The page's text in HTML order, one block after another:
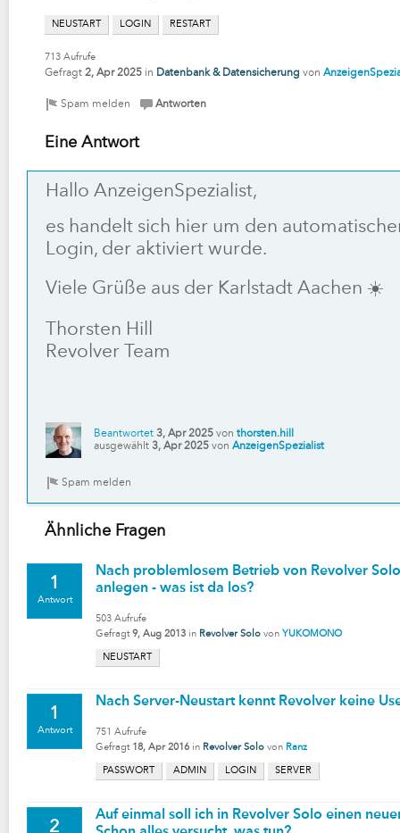
NEUSTART LOGIN RESTART
713 Aufrufe
Gefragt 2, Apr 2025 in Datenbank & Datensicherung von
Eine Antwort
Hallo AnzeigenSpezialist,
es handelt sich hier um den
Login, der aktiviert wurde.
Viele Grüße aus der Karlstadt Aachen ☀️
Thorsten Hill
Revolver Team
Beantwortet 3, Apr 2025 von thorsten.hill
ausgewählt 3, Apr 2025 von AnzeigenSpezialist
Ähnliche Fragen
1
Antwort
Nach problemlosem Betrieb von Revolver
anlegen - was ist da los?
503 Aufrufe
Gefragt 9, Aug 2013 in Revolver Solo von YUKOMONO
NEUSTART
1
Antwort
Nach Server-Neustart kennt Revolver keine
751 Aufrufe
Gefragt 18, Apr 2016 in Revolver Solo von Ranz
PASSWORT ADMIN LOGIN SERVER
2
Auf einmal soll ich in Revolver Solo einen